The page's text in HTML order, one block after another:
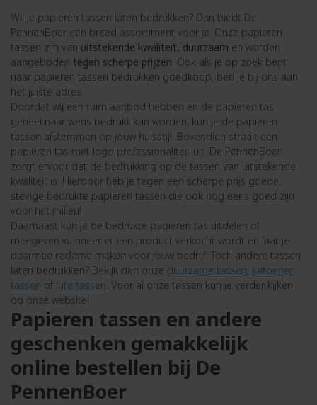
Wil je papieren tassen laten bedrukken? Dan biedt De
PennenBoer een breed assortiment voor je. Onze papieren
tassen zijn van uitstekende kwaliteit, duurzaam en worden
aangeboden tegen scherpe prijzen. Ook als je op zoek bent
naar papieren tassen bedrukken goedkoop, ben je bij ons aan
het juiste adres.
Doordat wij een ruim aanbod hebben en de papieren tas
geheel naar wens bedrukt kan worden, kun je de papieren
tassen afstemmen op jouw huisstijl. Bovendien straalt een
papieren tas met logo professionaliteit uit. De PennenBoer
zorgt ervoor dat de bedrukking op de tassen van uitstekende
kwaliteit is. Hierdoor heb je tegen een scherpe prijs goede,
stevige bedrukte papieren tassen die ook nog eens goed zijn
voor het milieu!
Daarnaast kun je de bedrukte papieren tas uitdelen of
meegeven wanneer er een product verkocht wordt en laat je
daarmee reclame maken voor jouw bedrijf. Toch andere tassen
laten bedrukken? Bekijk dan onze duurzame tassen, katoenen
tassen of jute tassen. Voor al onze tassen kun je verder kijken
op onze website!
Papieren tassen en andere
geschenken gemakkelijk
online bestellen bij De
PennenBoer